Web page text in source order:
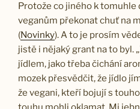
Protože co jiného k tomuhle
veganům překonat chuť na
(Novinky). A to je prosím
jistě i nějaký grant na to byl.
jídlem, jako třeba čichání
mozek přesvědčit, že jídlo
že vegani, kteří bojují s